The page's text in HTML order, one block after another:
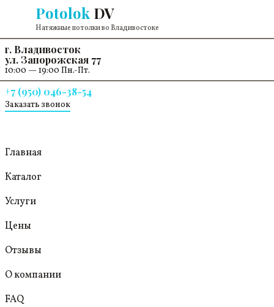
Перейти к содержанию
Potolok DV
Натяжные потолки во Владивостоке
г. Владивосток
ул. Запорожская 77
10:00 — 19:00 Пн.-Пт.
+7 (950) 046-38-54
Заказать звонок
Главная
Каталог
Услуги
Цены
Отзывы
О компании
FAQ